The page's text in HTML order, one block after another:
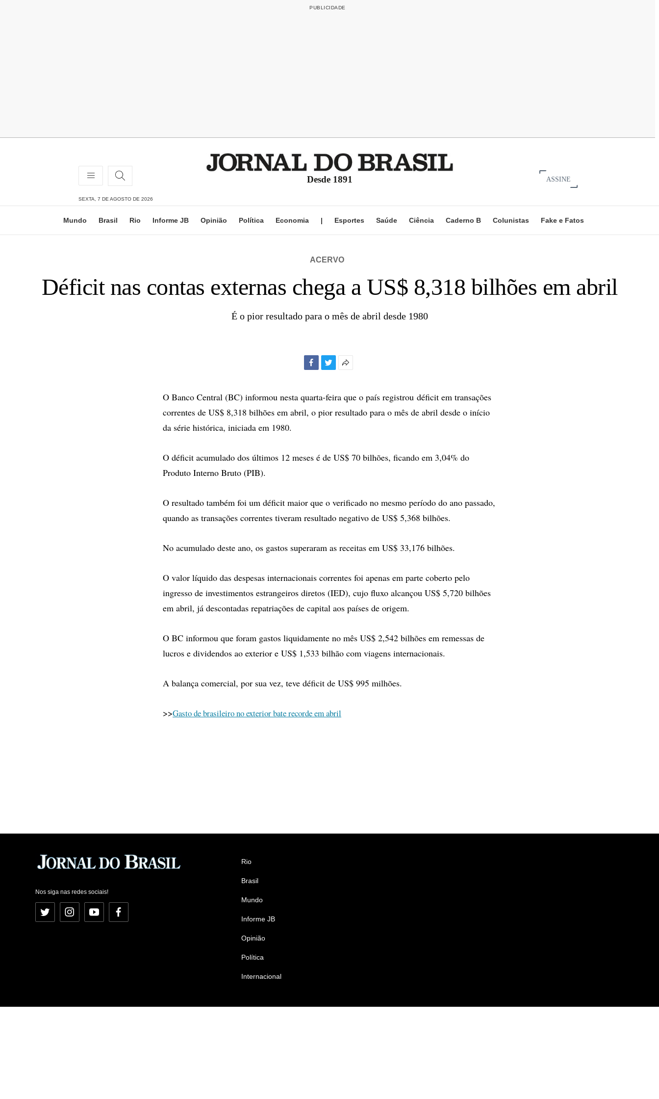
Desde 1891 ASSINE
SEXTA, 7 DE AGOSTO DE 2026
Mundo Brasil Rio Informe JB Opinião Política Economia | Esportes Saúde Ciência Caderno B Colunistas Fake e Fatos
ACERVO
Déficit nas contas externas chega a US$ 8,318 bilhões em abril
É o pior resultado para o mês de abril desde 1980
compartilhamento
O Banco Central (BC) informou nesta quarta-feira que o país registrou déficit em transações
correntes de US$ 8,318 bilhões em abril, o pior resultado para o mês de abril desde o início
da série histórica, iniciada em 1980.
O déficit acumulado dos últimos 12 meses é de US$ 70 bilhões, ficando em 3,04% do
Produto Interno Bruto (PIB).
O resultado também foi um déficit maior que o verificado no mesmo período do ano passado,
quando as transações correntes tiveram resultado negativo de US$ 5,368 bilhões.
No acumulado deste ano, os gastos superaram as receitas em US$ 33,176 bilhões.
O valor líquido das despesas internacionais correntes foi apenas em parte coberto pelo
ingresso de investimentos estrangeiros diretos (IED), cujo fluxo alcançou US$ 5,720 bilhões
em abril, já descontadas repatriações de capital aos países de origem.
O BC informou que foram gastos liquidamente no mês US$ 2,542 bilhões em remessas de
lucros e dividendos ao exterior e US$ 1,533 bilhão com viagens internacionais.
A balança comercial, por sua vez, teve déficit de US$ 995 milhões.
>>Gasto de brasileiro no exterior bate recorde em abril
Nos siga nas redes sociais!
Twitter InstagramYouTubeFacebook
Rio
Brasil
Mundo
Informe JB
Opinião
Política
Internacional